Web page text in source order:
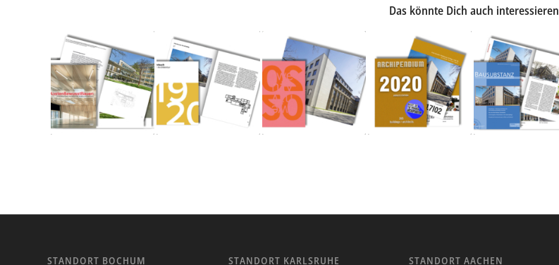
Das könnte Dich auch interessieren
STANDORT BOCHUM STANDORT KARLSRUHE STANDORT AACHEN